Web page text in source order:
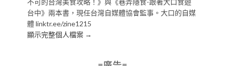
台中》兩本書，現任台灣自媒體協會監事。大口的自媒
體 linktr.ee/zine1215
顯示完整個人檔案 →